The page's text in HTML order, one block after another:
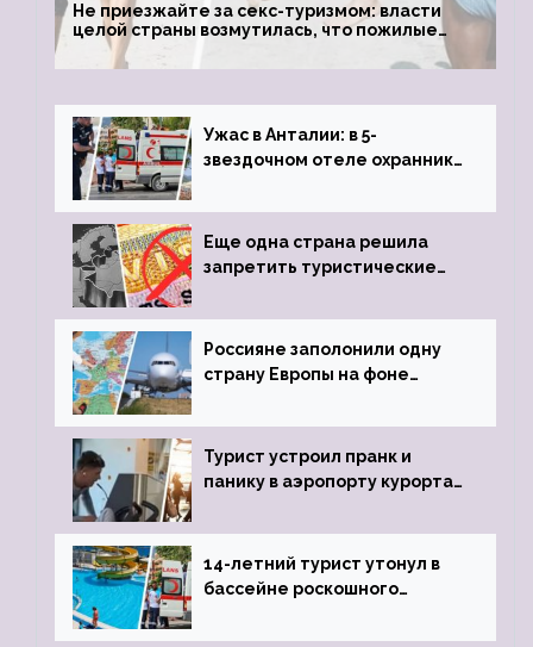
Не приезжайте за секс-туризмом: власти
целой страны возмутилась, что пожилые
туристки массово едут к ним, чтобы
обзавестись молодыми любовниками
Ужас в Анталии: в 5-
звездочном отеле охранник
пистолета
Еще одна страна решила
запретить туристические
Россияне заполонили одну
страну Европы на фоне
виз
Турист устроил пранк и
панику в аэропорту курорта,
задержке рейса
14-летний турист утонул в
бассейне роскошного